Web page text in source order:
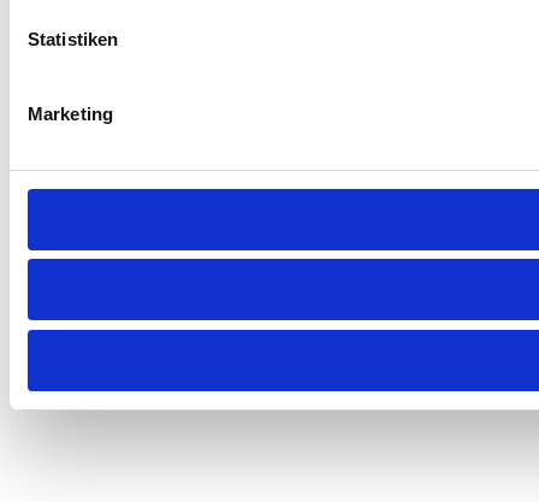
Statistiken
Marketing